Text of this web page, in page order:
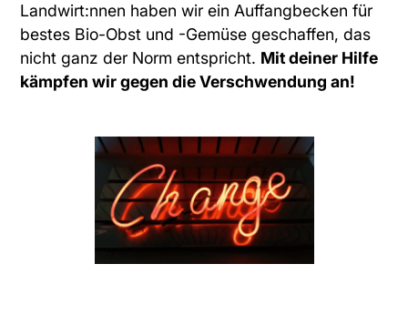
Landwirt:nnen haben wir ein Auffangbecken für
bestes Bio-Obst und -Gemüse geschaffen, das
nicht ganz der Norm entspricht. Mit deiner Hilfe
kämpfen wir gegen die Verschwendung an!